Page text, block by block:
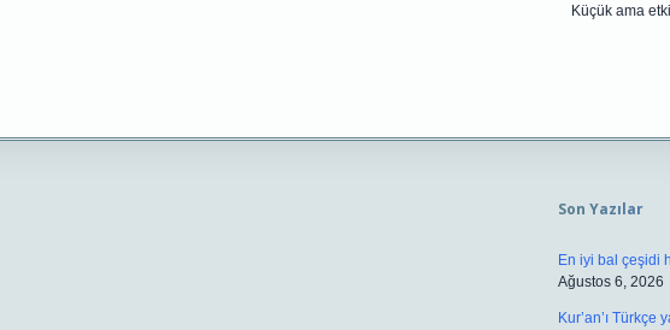
Küçük ama
Son Yazılar
En iyi bal çeşidi
Ağustos 6, 2026
Kur’an’ı Türkçe